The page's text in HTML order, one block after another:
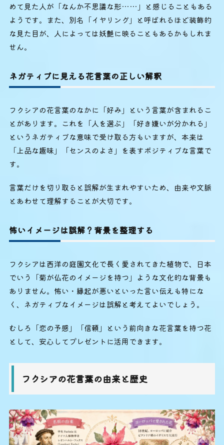
めて見た人が「なんか不思議な形……」と感じることもある
ようです。また、別名「イヤリング」と呼ばれるほど装飾的
な見た目が、人によっては妖艶に映ることもあるかもしれま
せん。
ネガティブに見える花言葉の正しい解釈
フクシアの花言葉のなかに「好み」という言葉が含まれるこ
とがあります。これを「人を選ぶ」「好き嫌いが分かれる」
というネガティブな意味で受け取る方もいますが、本来は
「上品な趣味」「センスのよさ」を表すポジティブな言葉で
す。
言葉だけを切り取ると誤解が生まれやすいため、由来や文脈
とあわせて理解することが大切です。
怖いイメージは誤解？背景を整理する
フクシアは西洋の庭園文化で長く愛されてきた植物で、日本
でいう「菊が仏花のイメージを持つ」ような文化的な背景も
ありません。怖い・縁起が悪いといった言い伝えも特にな
く、ネガティブなイメージは誤解と考えてよいでしょう。
むしろ「恋の予感」「信頼」という前向きな花言葉を持つ花
として、安心してプレゼントに活用できます。
フクシアの花言葉の由来と歴史